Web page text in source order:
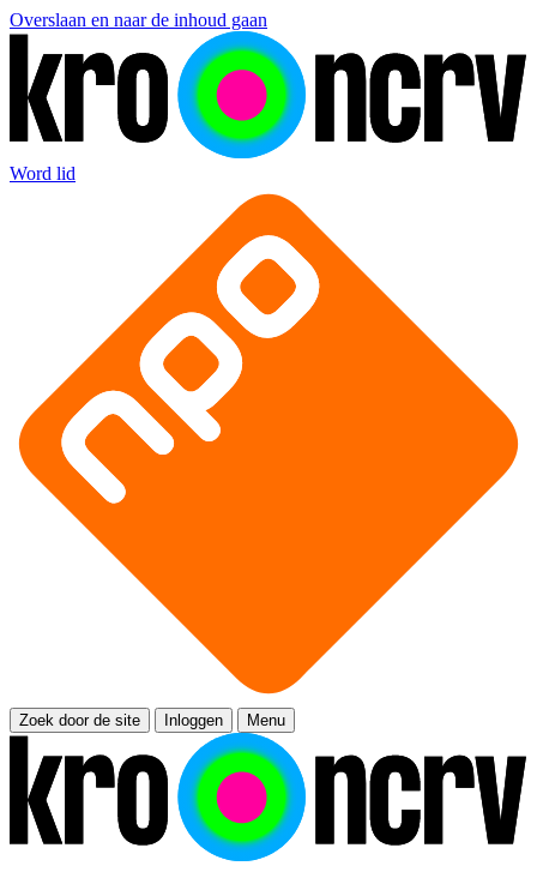
Overslaan en naar de inhoud gaan
Word lid
Zoek door de site Inloggen Menu